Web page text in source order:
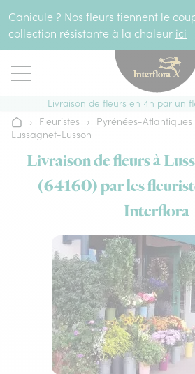
Canicule ? Nos fleurs tiennent le
collection résistante à la chaleur ici
Livraison de fleurs en 4h par un
Accueil
› Fleuristes › Pyrénées-Atlantiques
Lussagnet-Lusson
Livraison de fleurs à
(64160) par les
Interflora